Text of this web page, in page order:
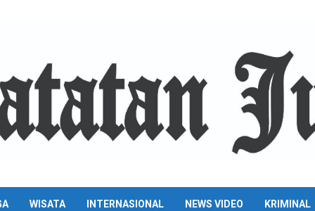
WISATA INTERNASIONAL NEWS VIDEO KRIMINAL